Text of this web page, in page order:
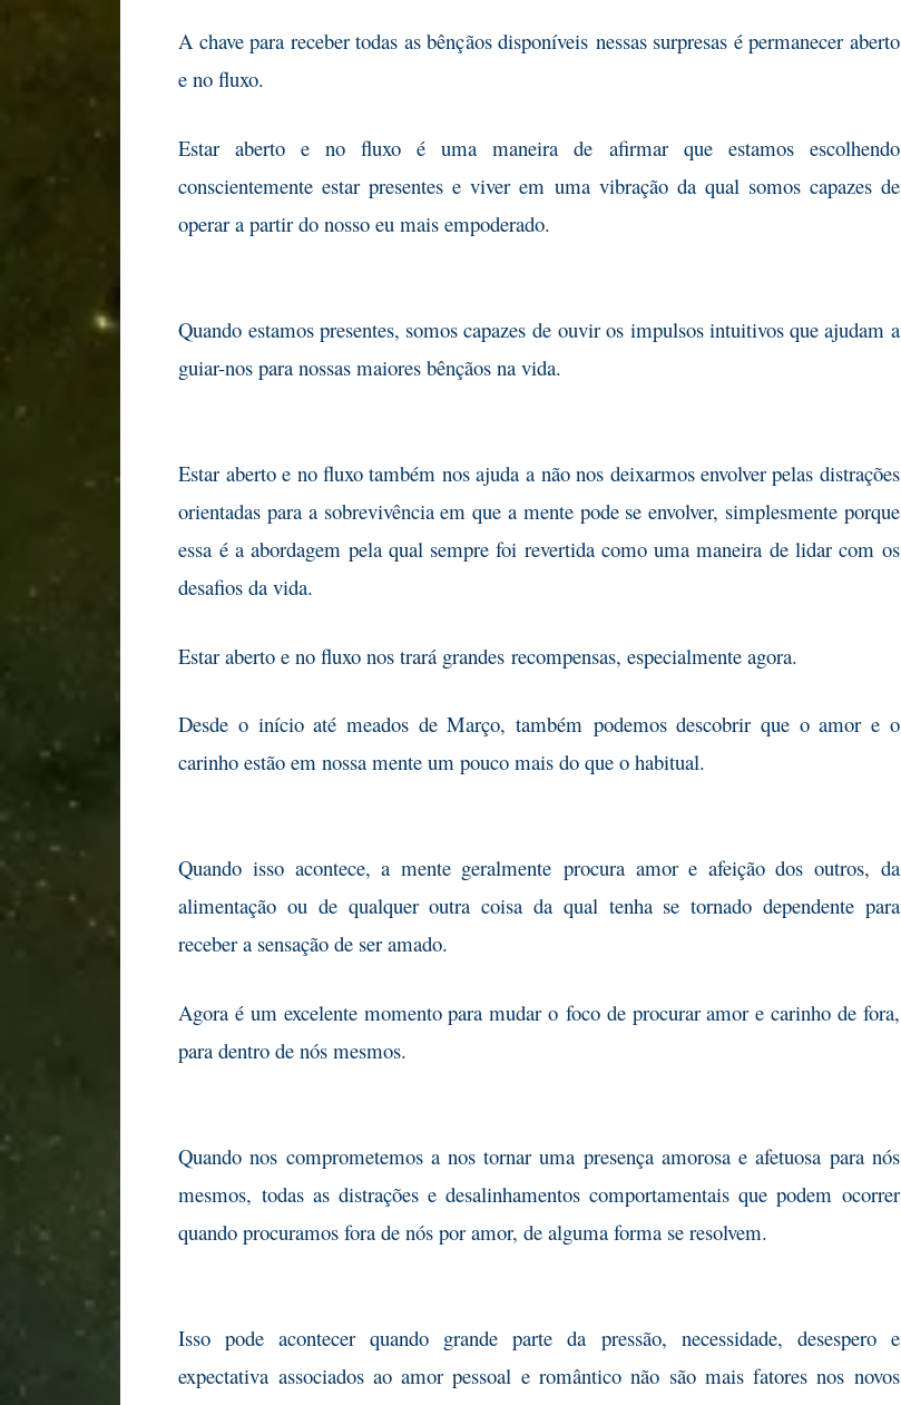
A chave para receber todas as bênçãos disponíveis nessas surpresas é permanecer aberto
e no fluxo.
Estar aberto e no fluxo é uma maneira deafirmar que estamos escolhendo
conscientemente estar presentes e viver em uma vibração da qual somos capazes de
operar a partir do nosso eu mais empoderado.
Quando estamos presentes, somos capazes deouvir os impulsos intuitivos que ajudam a
guiar-nos para nossas maiores bênçãos na vida.
Estar aberto e no fluxo também nos ajuda a não nos deixarmos envolver pelas distrações
orientadas para a sobrevivência em que a mente pode se envolver, simplesmente porque
essa é a abordagem pela qual sempre foi revertida como uma maneira de lidar com os
desafios da vida.
Estar aberto e no fluxo nos trará grandes recompensas, especialmente agora.
Desde o início até meados de Março, também podemos descobrir que o amor e o
carinho estão em nossa mente um pouco mais do que o habitual.
Quando isso acontece, a mente geralmente procura amor e afeição dos outros, da
alimentação ou de qualquer outra coisa da qual tenha se tornado dependente para
receber a sensação de ser amado.
Agora é um excelente momento para mudar o foco de procurar amor e carinho de fora,
para dentro de nós mesmos.
Quando nos comprometemos a nos tornar uma presença amorosa e afetuosa para nós
mesmos, todas as distrações e desalinhamentos comportamentais que podem ocorrer
quando procuramos fora de nós por amor, de alguma forma se resolvem.
Isso pode acontecer quando grande parte dapressão, necessidade, desespero e
expectativa associados ao amor pessoal e romântico não são mais fatores nos novos